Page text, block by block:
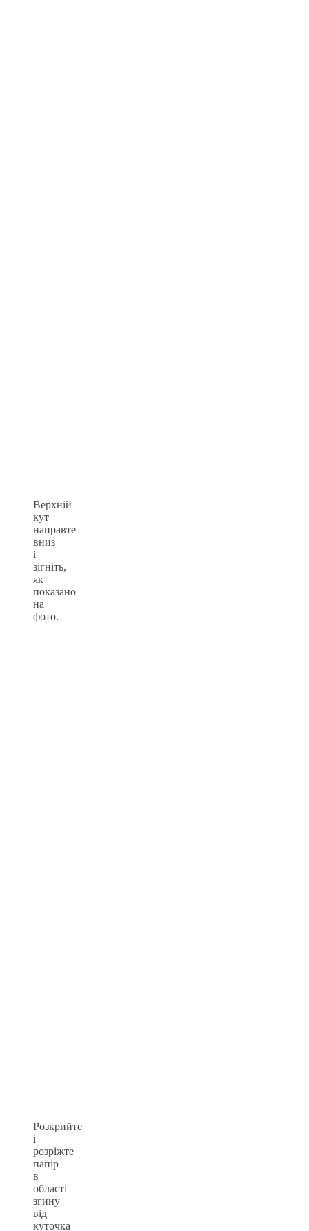
Верхній
кут
направте
вниз
і
зігніть,
як
показано
на
фото.
Розкрийте
і
розріжте
папір
в
області
згину
від
куточка